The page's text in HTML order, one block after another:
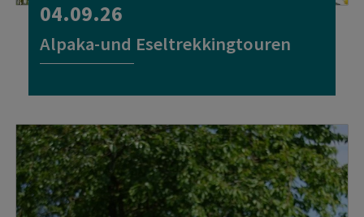
04.09.26
Alpaka-und Eseltrekkingtouren